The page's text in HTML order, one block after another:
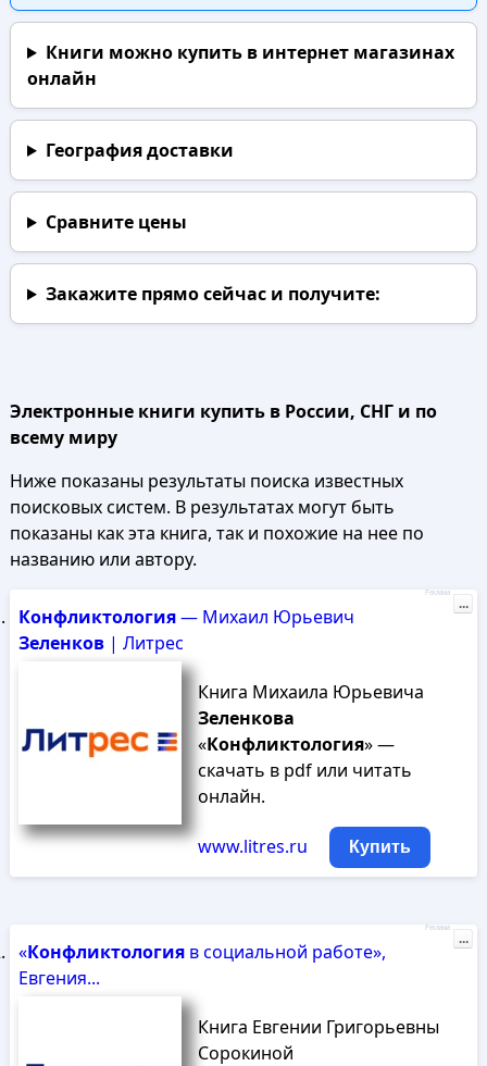
Книги можно купить в интернет магазинах
онлайн
География доставки
Сравните цены
Закажите прямо сейчаси получите:
Электронные книги купить в России, СНГ и по
всему миру
Ниже показаны результаты поиска известных
поисковых систем. В результатах могут быть
показаны как эта книга, так и похожие на нее по
названию или автору.
Конфликтология— Михаил Юрьевич
Зеленков| Литрес
Книга Михаила Юрьевича
Зеленкова
«Конфликтология» —
скачать в pdf или читать
онлайн.
www.litres.ru Купить
Реклама
...
«Конфликтологияв социальной работе»,
Евгения...
Книга Евгении Григорьевны
Сорокиной
Реклама
...